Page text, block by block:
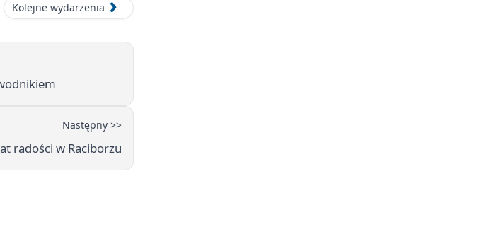
Kolejne wydarzenia
Następny >>
radości w Raciborzu